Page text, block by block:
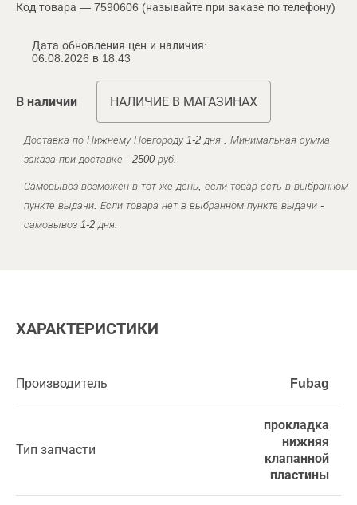
Код товара — 7590606 (называйте при заказе по телефону)
Дата обновления цен и наличия:
06.08.2026 в 18:43
В наличии НАЛИЧИЕ В МАГАЗИНАХ
Доставка по Нижнему Новгороду 1-2 дня . Минимальная сумма
заказа при доставке - 2500 руб.
Самовывоз возможен в тот же день, если товар есть в выбранном
пункте выдачи. Если товара нет в выбранном пункте выдачи -
самовывоз 1-2 дня.
ХАРАКТЕРИСТИКИ
Производитель Fubag
Тип запчасти
прокладка
нижняя
клапанной
пластины